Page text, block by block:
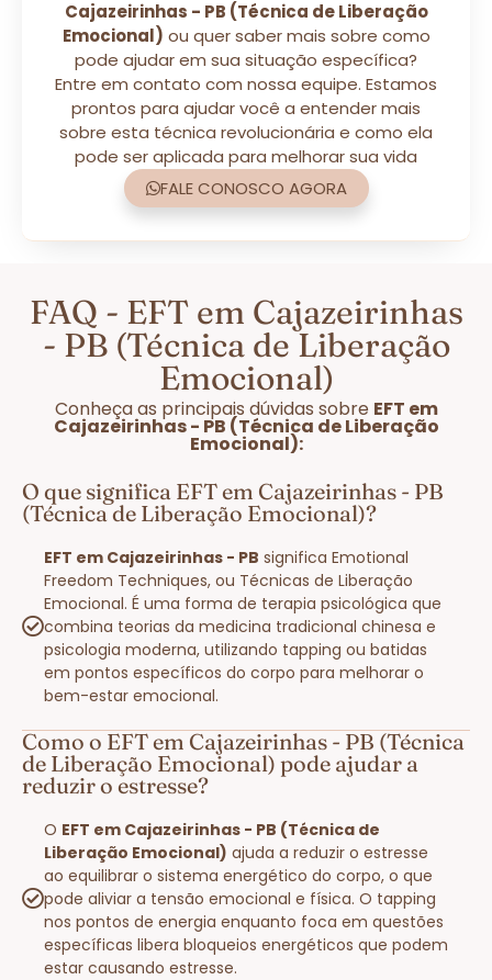
Cajazeirinhas - PB (Técnica de Liberação
Emocional) ou quer saber mais sobre como
pode ajudar em sua situação específica?
Entre em contato com nossa equipe. Estamos
prontos para ajudar você a entender mais
sobre esta técnica revolucionária e como ela
pode ser aplicada para melhorar sua vida
FALE CONOSCO AGORA
FAQ - EFT em Cajazeirinhas
- PB (Técnica de Liberação
Emocional)
Conheça as principais dúvidas sobre EFT em
Cajazeirinhas - PB (Técnica de Liberação
Emocional):
O que significa EFT em Cajazeirinhas - PB
(Técnica de Liberação Emocional)?
EFT em Cajazeirinhas - PB significa Emotional
Freedom Techniques, ou Técnicas de Liberação
Emocional. É uma forma de terapia psicológica que
combina teorias da medicina tradicional chinesa e
psicologia moderna, utilizando tapping ou batidas
em pontos específicos do corpo para melhorar o
bem-estar emocional.
Como o EFT em Cajazeirinhas - PB (Técnica
de Liberação Emocional) pode ajudar a
reduzir o estresse?
O EFT em Cajazeirinhas - PB (Técnica de
Liberação Emocional) ajuda a reduzir o estresse
ao equilibrar o sistema energético do corpo, o que
pode aliviar a tensão emocional e física. O tapping
nos pontos de energia enquanto foca em questões
específicas libera bloqueios energéticos que podem
estar causando estresse.